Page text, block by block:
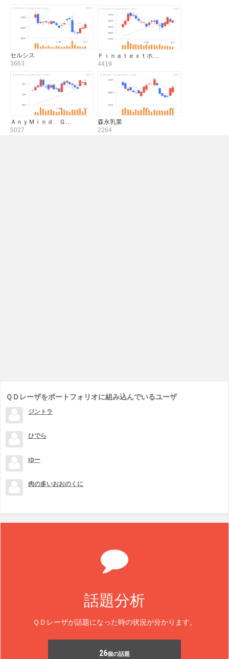
セルシス
3663
Ｆｉｎａｔｅｘｔホ…
4419
ＡｎｙＭｉｎｄ Ｇ…
5027
森永乳業
2264
ＱＤレーザをポートフォリオに組み込んでいるユーザ
ジントラ
ひでら
ゆー
肉の多いおおのくに
話題分析
ＱＤレーザが話題になった時の状況が分かります。
26個の話題